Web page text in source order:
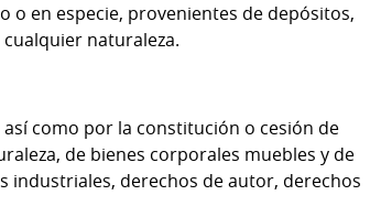
en especie, provenientes de depósitos,
naturaleza.
como por la constitución o cesión de
de bienes corporales muebles y de
industriales, derechos de autor, derechos